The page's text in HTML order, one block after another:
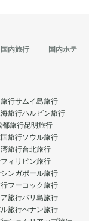
国内旅行 国内ホテル
行サムイ島旅行
旅行ハルビン旅行
都旅行昆明旅行
旅行ソウル旅行
旅行台北旅行
フィリピン旅行
シンガポール旅行
フーコック旅行
旅行バリ島旅行
旅行ぺナン旅行